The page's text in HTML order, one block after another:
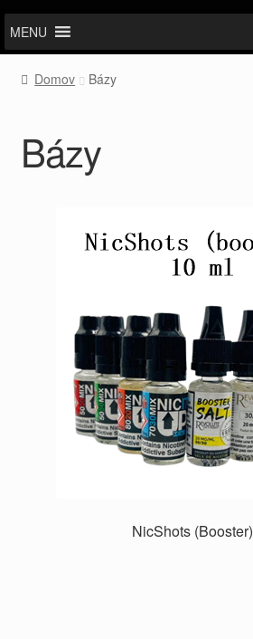
MENU
Domov Bázy
Bázy
NicShots (Booster)